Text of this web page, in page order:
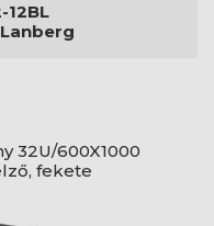
12BL
Lanberg
32U/600X1000
fekete